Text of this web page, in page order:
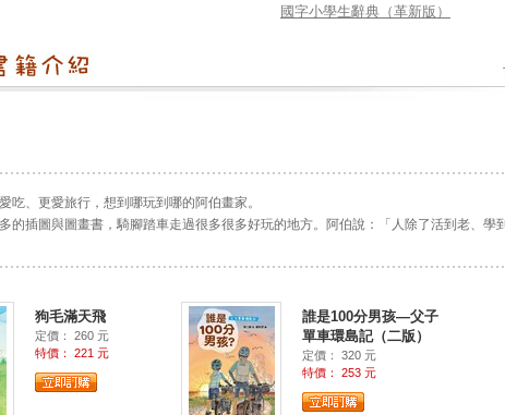
國字小學生辭典（革新版）
吃、更愛旅行，想到哪玩到哪的阿伯畫家。
的插圖與圖畫書，騎腳踏車走過很多很多好玩的地方。阿伯說：「人除了活到老、學
狗毛滿天飛
定價： 260 元
特價： 221 元
誰是100分男孩—父子
單車環島記（二版）
定價： 320 元
特價： 253 元